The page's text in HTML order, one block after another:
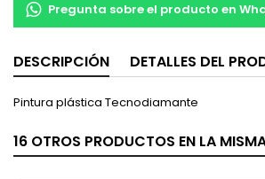
Pregunta sobre el producto en
DESCRIPCIÓN DETALLES DEL
Pintura plástica Tecnodiamante
16 OTROS PRODUCTOS EN LA